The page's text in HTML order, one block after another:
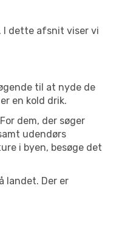
I dette afsnit viser vi
til at nyde de
en kold drik.
dem, der søger
udendørs
i byen, besøge det
landet. Der er